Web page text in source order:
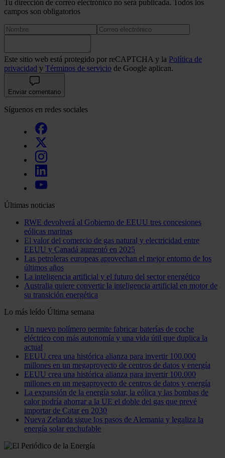
Tu dirección de correo electrónico no será publicada. Todos los
campos son obligatorios
Este sitio web está protegido por reCAPTCHA y la Política de
privacidad y Términos de servicio de Google aplican.
Enviar comentario
Síguenos en redes sociales
Últimas noticias
RWE devolverá al Gobierno de EEUU tres concesiones
eólicas marinas
El valor del comercio de gas natural y electricidad entre
EEUU y Canadá aumentó en 2025
Las petroleras europeas aprovechan el mejor entorno de los
últimos años
La inteligencia artificial y el futuro del sector energético
Australia quiere convertir la inteligencia artificial en motor de
su transición energética
Lo más leído Última semana
Un nuevo polímero permite fabricar baterías de coche
eléctrico con más autonomía y una vida útil que duplica la
actual
EEUU crea una histórica alianza para invertir 100.000
millones en un megaproyecto de centros de datos y energía
EEUU crea una histórica alianza para invertir 100.000
millones en un megaproyecto de centros de datos y energía
La expansión de la energía solar, la eólica y las bombas de
calor podría ahorrar a la UE el doble del gas que prevé
importar de Catar en 2030
Nueva Zelanda sigue los pasos de Alemania y legaliza la
energía solar enchufable